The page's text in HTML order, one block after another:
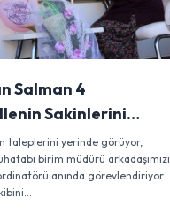
Salman 4
Sakinlerini
taleplerini yerinde görüyor,
birim müdürü arkadaşımızı
anında görevlendiriyor